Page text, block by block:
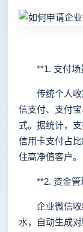
**1. 支付场
传统个人收
信支付、支付
式。据统计，
信用卡支付占
住高净值客户。
**2. 资金管
企业微信收
水，自动生成